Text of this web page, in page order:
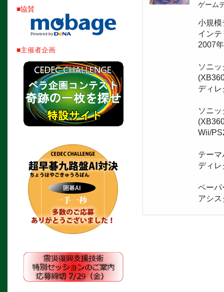
ゲーム
小規模
イン
2007
ソニ
ディ
ソニ
Wii/
テー
ディ
ペーパ
アシ
■協賛
■主催者企画